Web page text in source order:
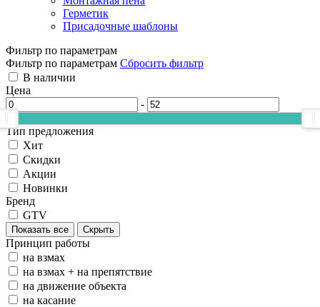
Герметик
Присадочные шаблоны
Фильтр по параметрам
Фильтр по параметрам Сбросить фильтр
В наличии
Цена
-
Тип предложения
Хит
Скидки
Акции
Новинки
Бренд
GTV
Показать все Скрыть
Принцип работы
на взмах
на взмах + на препятствие
на движение объекта
на касание